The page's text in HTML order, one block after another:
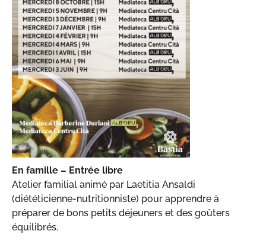
En famille – Entrée libre
Atelier familial animé par Laetitia Ansaldi
(diététicienne-nutritionniste) pour apprendre à
préparer de bons petits déjeuners et des goûters
équilibrés.